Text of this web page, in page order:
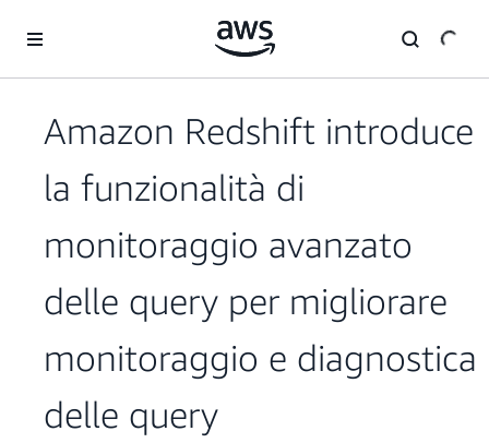
Amazon Redshift introduce
la funzionalità di
monitoraggio avanzato
delle query per migliorare
monitoraggio e diagnostica
delle query